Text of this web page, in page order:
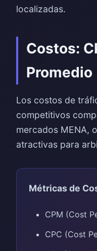
localizadas.
Costos:
Promedio
Los costos de
competitivos
mercados MENA,
atractivas para
Métricas de
CPM (Cost
CPC (Cost